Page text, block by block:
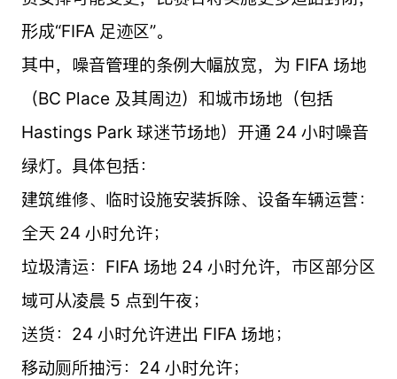
形成“FIFA 足迹区”。
其中，噪音管理的条例大幅放宽，为 FIFA 场地
（BC Place 及其周边）和城市场地（包括
Hastings Park 球迷节场地）开通 24 小时噪音
绿灯。具体包括：
建筑维修、临时设施安装拆除、设备车辆运营：
全天 24 小时允许；
垃圾清运：FIFA 场地 24 小时允许，市区部分区
域可从凌晨 5 点到午夜；
送货：24 小时允许进出 FIFA 场地；
移动厕所抽污：24 小时允许；